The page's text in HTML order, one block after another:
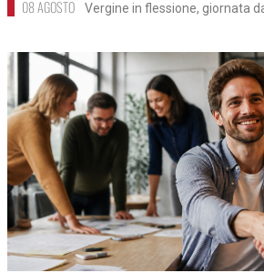
08 AGOSTO Vergine in flessione, giornata